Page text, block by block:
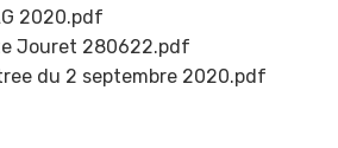
2020.pdf
Jouret 280622.pdf
du 2 septembre 2020.pdf